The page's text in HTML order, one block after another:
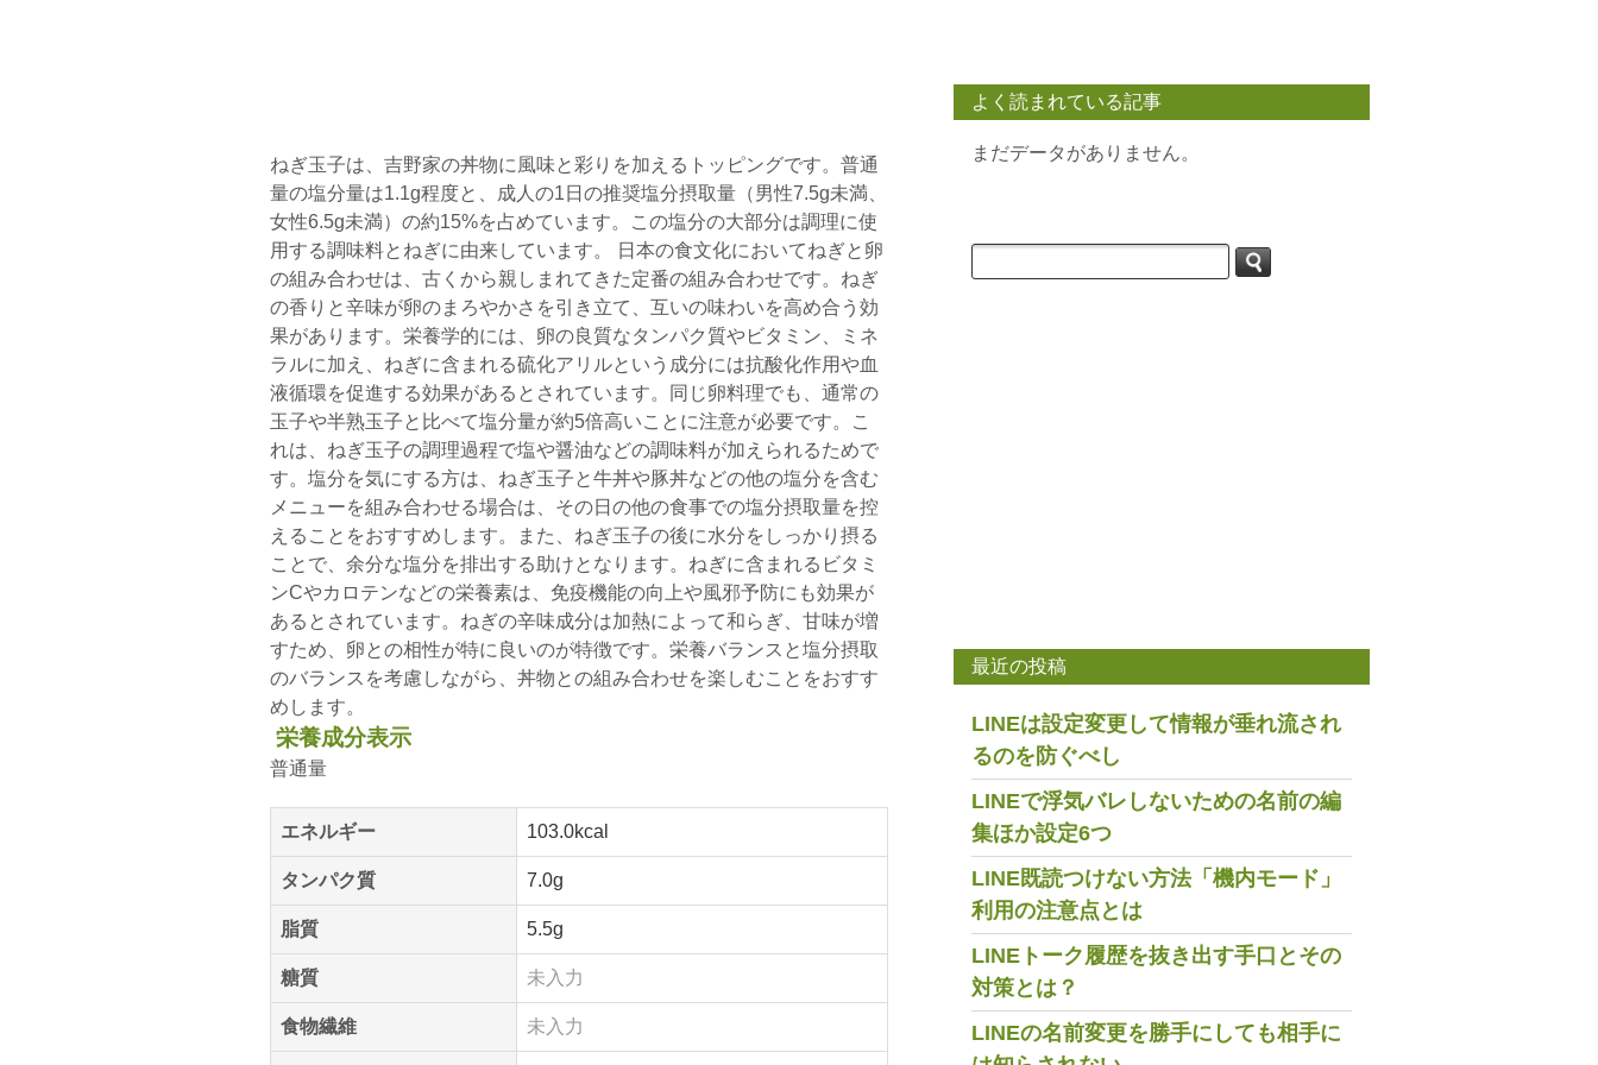
ねぎ玉子は、吉野家の丼物に風味と彩りを加えるトッピングです。普通
量の塩分量は1.1g程度と、成人の1日の推奨塩分摂取量（男性7.5g未満、
女性6.5g未満）の約15%を占めています。この塩分の大部分は調理に使
用する調味料とねぎに由来しています。 日本の食文化においてねぎと卵
の組み合わせは、古くから親しまれてきた定番の組み合わせです。ねぎ
の香りと辛味が卵のまろやかさを引き立て、互いの味わいを高め合う効
果があります。栄養学的には、卵の良質なタンパク質やビタミン、ミネ
ラルに加え、ねぎに含まれる硫化アリルという成分には抗酸化作用や血
液循環を促進する効果があるとされています。同じ卵料理でも、通常の
玉子や半熟玉子と比べて塩分量が約5倍高いことに注意が必要です。こ
れは、ねぎ玉子の調理過程で塩や醤油などの調味料が加えられるためで
す。塩分を気にする方は、ねぎ玉子と牛丼や豚丼などの他の塩分を含む
メニューを組み合わせる場合は、その日の他の食事での塩分摂取量を控
えることをおすすめします。また、ねぎ玉子の後に水分をしっかり摂る
ことで、余分な塩分を排出する助けとなります。ねぎに含まれるビタミ
ンCやカロテンなどの栄養素は、免疫機能の向上や風邪予防にも効果が
あるとされています。ねぎの辛味成分は加熱によって和らぎ、甘味が増
すため、卵との相性が特に良いのが特徴です。栄養バランスと塩分摂取
のバランスを考慮しながら、丼物との組み合わせを楽しむことをおすす
めします。
栄養成分表示
普通量
エネルギー 103.0kcal
タンパク質 7.0g
脂質 5.5g
糖質 未入力
食物繊維 未入力
よく読まれている記事
まだデータがありません。
最近の投稿
LINEは設定変更して情報が垂れ流され
るのを防ぐべし
LINEで浮気バレしないための名前の編
集ほか設定6つ
LINE既読つけない方法「機内モード」
利用の注意点とは
LINEトーク履歴を抜き出す手口とその
対策とは？
LINEの名前変更を勝手にしても相手に